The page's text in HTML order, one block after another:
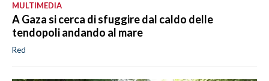
MULTIMEDIA
A Gaza si cerca di sfuggire dal caldo delle
tendopoli andando al mare
Red